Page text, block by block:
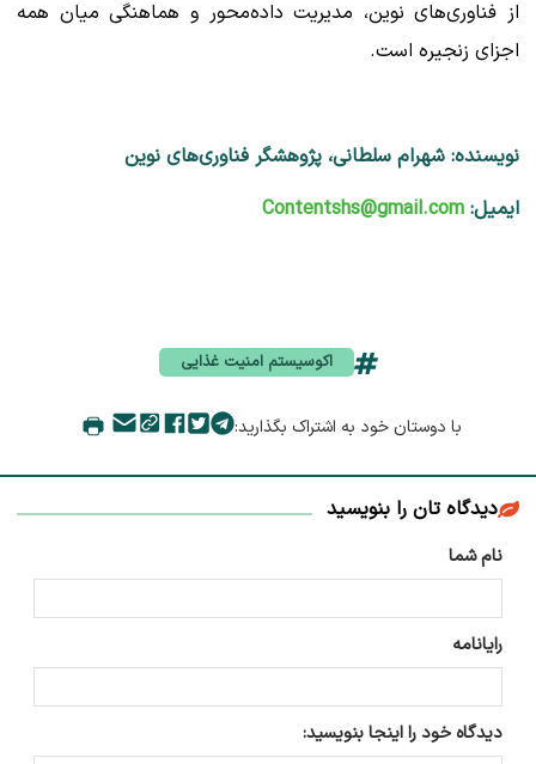
از فناوری‌های نوین، مدیریت داده‌محور و هماهنگی میان همه
اجزای زنجیره است.
نویسنده: شهرام سلطانی، پژوهشگر فناوری‌های نوین
ایمیل: Contentshs@gmail.com
اکوسیستم امنیت غذایی
با دوستان خود به اشتراک بگذارید:
دیدگاه تان را بنویسید
نام شما
رایانامه
دیدگاه خود را اینجا بنویسید: